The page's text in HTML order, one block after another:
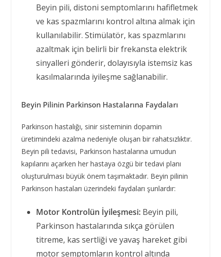
Beyin pili, distoni semptomlarını hafifletmek
ve kas spazmlarını kontrol altına almak için
kullanılabilir. Stimülatör, kas spazmlarını
azaltmak için belirli bir frekansta elektrik
sinyalleri gönderir, dolayısıyla istemsiz kas
kasılmalarında iyileşme sağlanabilir.
Beyin Pilinin Parkinson Hastalarına Faydaları
Parkinson hastalığı, sinir sisteminin dopamin
üretimindeki azalma nedeniyle oluşan bir rahatsızlıktır.
Beyin pili tedavisi, Parkinson hastalarına umudun
kapılarını açarken her hastaya özgü bir tedavi planı
oluşturulması büyük önem taşımaktadır. Beyin pilinin
Parkinson hastaları üzerindeki faydaları şunlardır:
Motor Kontrolün İyileşmesi:Beyin pili,
Parkinson hastalarında sıkça görülen
titreme, kas sertliği ve yavaş hareket gibi
motor semptomların kontrol altında